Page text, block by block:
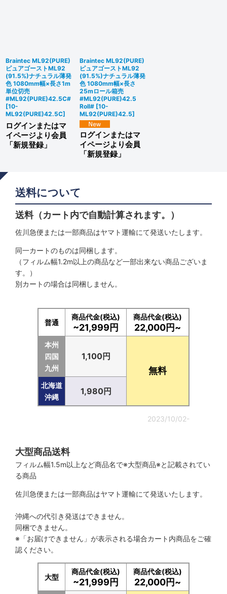
Braintec ML92(PURE)
ピュアゴーストML92
(91.5%)ナチュラル薄発
色 1080mm幅×長さ1m
単位切売
#ML92(PURE)42.5C#
[10-
ML92(PURE)42.5C]
ログインまたはマ
イページより会員
「新規登録」
Braintec ML92(PURE)
ピュアゴーストML92
(91.5%)ナチュラル薄発
色 1080mm幅×長さ
25mロール箱売
#ML92(PURE)42.5
Roll# [10-
ML92(PURE)42.5]
ログインまたはマ
イページより会員
「新規登録」
送料について
送料（カート内で自動計算されます。）
佐川急便または一部商品はヤマト運輸にて発送いたします。
同一カートのものは同梱します。
（フィルム幅1.2m以上の商品など一部出来ない商品ございま
す。）
別カートの場合は同梱しません。
普通
商品代金(税込)
~21,999円
商品代金(税込)
22,000円~
本州
四国
九州
1,100円
無料
北海道
沖縄
1,980円
2023/10/02-
大型商品送料
フィルム幅1.5m以上など商品名で※大型商品※と記載されてい
る商品
佐川急便または一部商品はヤマト運輸にて発送いたします。
沖縄への代引き発送はできません。
同梱できません。
※「お届けできません」が表示される場合カート内商品をご確
認ください。
大型
商品代金(税込)
~21,999円
商品代金(税込)
22,000円~